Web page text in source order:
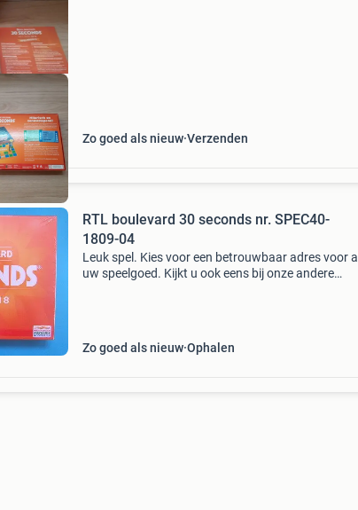
Zo goed als nieuw Verzenden
RTL boulevard 30 seconds nr. SPEC40-
1809-04
Leuk spel. Kies voor een betrouwbaar adres voor al
uw speelgoed. Kijkt u ook eens bij onze andere
Zo goed als nieuw Ophalen